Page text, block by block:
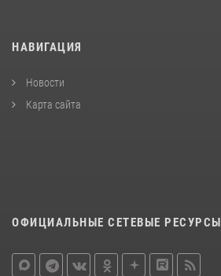
НАВИГАЦИЯ
Новости
Карта сайта
ОФИЦИАЛЬНЫЕ СЕТЕВЫЕ РЕСУРСЫ